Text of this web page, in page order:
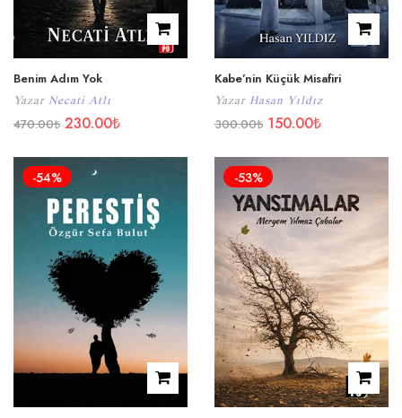
Benim Adım Yok
Yazar Necati Atlı
470.00₺ 230.00₺
Kabe’nin Küçük Misafiri
Yazar Hasan Yıldız
300.00₺ 150.00₺
-54% -53%